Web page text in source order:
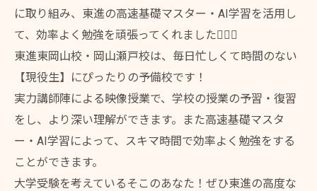
に取り組み、東進の高速基礎マスター・AI学習を活用し
て、効率よく勉強を頑張ってくれました✍🏻🔥
東進東岡山校・岡山瀬戸校は、毎日忙しくて時間のない
【現役生】にぴったりの予備校です！
実力講師陣による映像授業で、学校の授業の予習・復習
をし、より深い理解ができます。また高速基礎マスタ
ー・AI学習によって、スキマ時間で効率よく勉強をする
ことができます。
大学受験を考えているそこのあなた！ぜひ東進の高度な